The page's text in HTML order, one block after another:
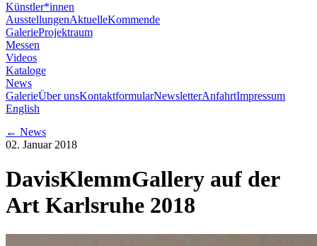
Künstler*innen
AusstellungenAktuelleKommende
GalerieProjektraum
Messen
Videos
Kataloge
News
GalerieÜber unsKontaktformularNewsletterAnfahrtImpressum
English
← News
02. Januar 2018
DavisKlemmGallery auf der
Art Karlsruhe 2018